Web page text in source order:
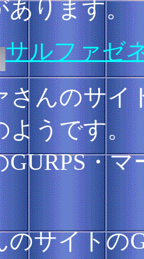
あります。
サルファゼ
んのサイ
ようです。
GURPS・
サイトの